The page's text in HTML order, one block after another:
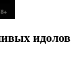
идолов